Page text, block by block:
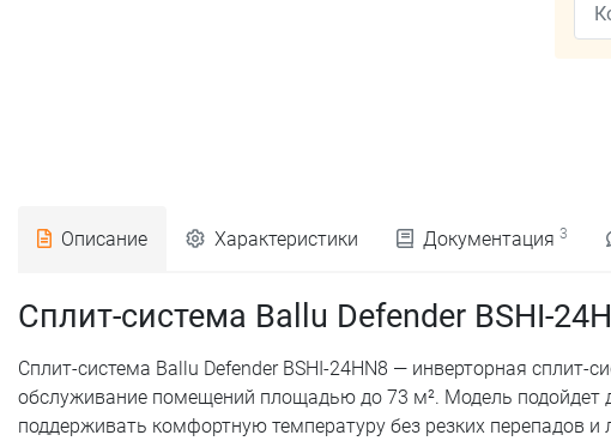
Описание Характеристики Документация 3
Сплит-система Ballu Defender BSHI-
Сплит-система Ballu Defender BSHI-24HN8 — инверторная сплит-
обслуживание помещений площадью до 73 м². Модель подойдет
поддерживать комфортную температуру без резких перепадов